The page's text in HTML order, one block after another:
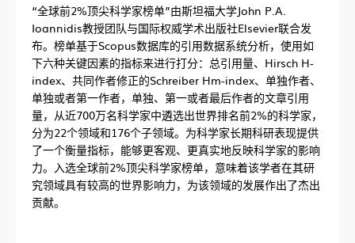
“全球前2%顶尖科学家榜单”由斯坦福大学John P.A.
Ioannidis教授团队与国际权威学术出版社Elsevier联合发
布。榜单基于Scopus数据库的引用数据系统分析，使用如
下六种关键因素的指标来进行打分：总引用量、Hirsch H-
index、共同作者修正的Schreiber Hm-index、单独作者、
单独或者第一作者，单独、第一或者最后作者的文章引用
量，从近700万名科学家中遴选出世界排名前2%的科学家，
分为22个领域和176个子领域。为科学家长期科研表现提供
了一个衡量指标，能够更客观、更真实地反映科学家的影响
力。入选全球前2%顶尖科学家榜单，意味着该学者在其研
究领域具有较高的世界影响力，为该领域的发展作出了杰出
贡献。